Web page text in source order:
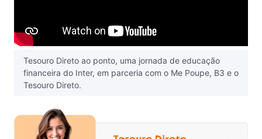
Tesouro Direto ao ponto, uma jornada de educação
financeira do Inter, em parceria com o ‪Me Poupe, B3 e o
‪Tesouro Direto.‬‬